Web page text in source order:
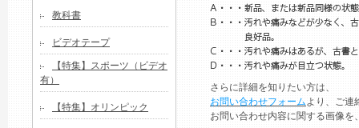
教科書
ビデオテープ
【特集】スポーツ（ビデオ
有）
【特集】オリンピック
さらに詳細を知りたい方は、
お問い合わせフォームより、ご連
お問い合わせ内容に関する画像を